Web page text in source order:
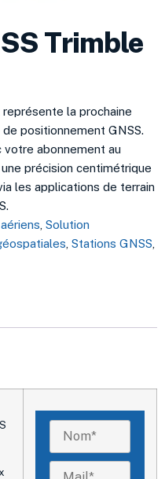
Trimble
la prochaine
positionnement GNSS.
abonnement au
précision centimétrique
les applications de terrain
, Solution
, Stations GNSS,